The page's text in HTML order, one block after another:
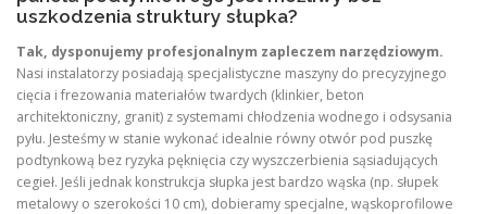
uszkodzenia struktury słupka?
Tak, dysponujemy profesjonalnym zapleczem narzędziowym.
Nasi instalatorzy posiadają specjalistyczne maszyny do precyzyjnego
cięcia i frezowania materiałów twardych (klinkier, beton
architektoniczny, granit) z systemami chłodzenia wodnego i odsysania
pyłu. Jesteśmy w stanie wykonać idealnie równy otwór pod puszkę
podtynkową bez ryzyka pęknięcia czy wyszczerbienia sąsiadujących
cegieł. Jeśli jednak konstrukcja słupka jest bardzo wąska (np. słupek
metalowy o szerokości 10 cm), dobieramy specjalne, wąskoprofilowe